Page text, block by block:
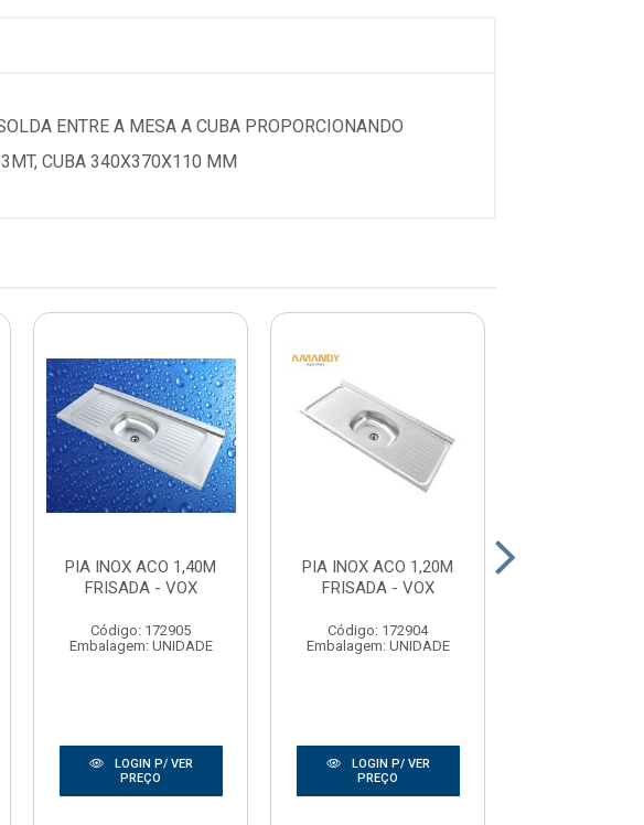
ENTRE A MESA A CUBA PROPORCIONANDO
CUBA 340X370X110 MM
PIA INOX ACO 1,40M
FRISADA - VOX
Código: 172905
Embalagem: UNIDADE
LOGIN P/ VER
PREÇO
PIA INOX ACO 1,20M
FRISADA - VOX
Código: 172904
Embalagem: UNIDADE
LOGIN P/ VER
PREÇO